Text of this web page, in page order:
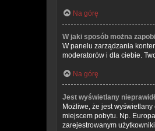
Na górę
W jaki sposób można
W panelu zarządzania
moderatorów i dla ciebie.
Na górę
Jest wyświetlany
Możliwe, że jest
miejscem pobytu. Np.
zarejestrowanym